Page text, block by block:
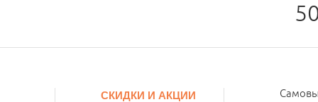
СКИДКИ И АКЦИИ